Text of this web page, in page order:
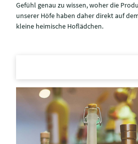
Gefühl genau zu wissen, woher die
unserer Höfe haben daher direkt auf
kleine heimische Hoflädchen.